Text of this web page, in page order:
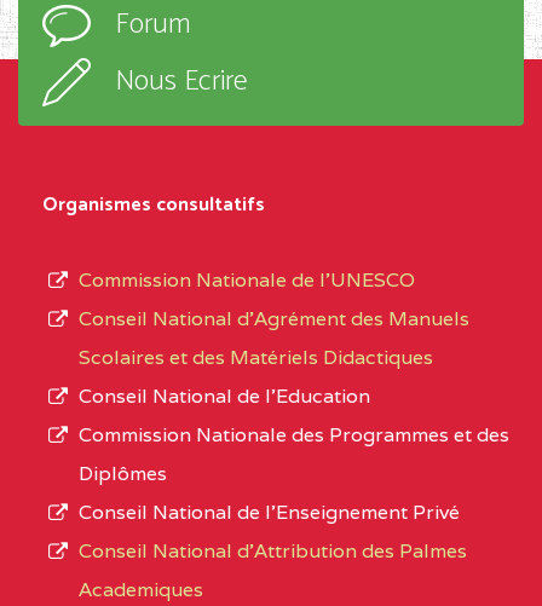
D'ENSEIGNEMENT
PROFESSIONNEL
(CEGEP) STE FOI BP
:4740 YAOUNDE
CENTRE
COLLEGE PANAFRICAIN
DE L'EXCELLENCE BP
CENTRE
COLLEGE PRIVE
d’enseignement,
type
L’offre
d’éducation
de
Forum
Nous Ecrire
Organismes consultatifs
Commission Nationale de l’UNESCO
Conseil National d’Agrément des Manuels
Scolaires et des Matériels Didactiques
Conseil National de l’Education
Commission Nationale des Programmes et des
Diplômes
Conseil National de l’Enseignement Privé
Conseil National d'Attribution des Palmes
Academiques